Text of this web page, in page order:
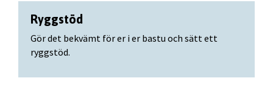
Ryggstöd
Gör det bekvämt för er i er bastu och sätt ett
ryggstöd.